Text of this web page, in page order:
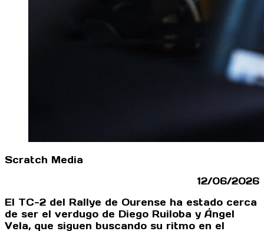
Scratch Media
12/06/2026
El TC-2 del Rallye de Ourense ha estado cerca
de ser el verdugo de Diego Ruiloba y Ángel
Vela, que siguen buscando su ritmo en el